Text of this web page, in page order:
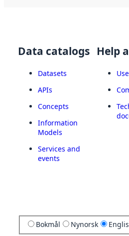
Data catalogs
Datasets
APIs
Concepts
Information
Models
Services and
events
Help
Bokmål Nynorsk